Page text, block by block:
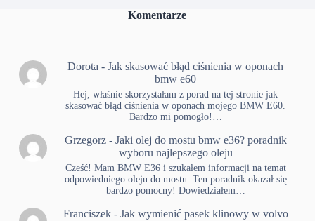
Komentarze
Dorota -Jak skasować błąd ciśnienia w oponach
bmw e60
Hej, właśnie skorzystałam z porad na tej stronie jak
skasować błąd ciśnienia w oponach mojego BMW E60.
Bardzo mi pomogło!…
Grzegorz- Jaki olej do mostu bmw e36? poradnik
wyboru najlepszego oleju
Cześć! Mam BMW E36 i szukałem informacji na temat
odpowiedniego oleju do mostu. Ten poradnik okazał się
bardzo pomocny! Dowiedziałem…
Franciszek- Jak wymienić pasek klinowy w volvo